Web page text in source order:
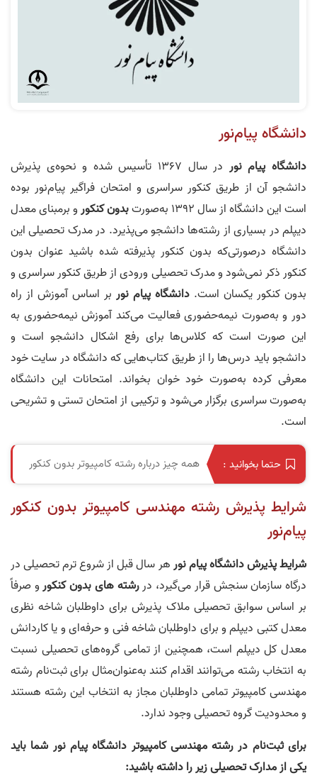
دانشگاه پیام‌نور
دانشگاه پیام‌ نور
در سال 1367 تأسیس شده و نحوه‌ی پذیرش
دانشجو آن از طریق کنکور سراسری و امتحان فراگیر پیام‌نور بوده
است این دانشگاه از سال 1392 به‌صورت
بدون کنکورو برمبنای معدل
دیپلم در بسیاری از رشته‌ها دانشجو می‌پذیرد. در مدرک تحصیلی این
دانشگاه درصورتی‌که بدون کنکور پذیرفته شده باشید عنوان بدون
کنکور ذکر نمی‌شود و مدرک تحصیلی ورودی از طریق کنکور سراسری و
بدون کنکور یکسان است. دانشگاه پیام‌ نور بر اساس آموزش از راه
دور و به‌صورت نیمه‌حضوری فعالیت می‌کند آموزش نیمه‌حضوری به
این صورت است که کلاس‌ها برای رفع اشکال دانشجو است و
دانشجو باید در‌س‌ها را از طریق کتاب‌هایی که دانشگاه در سایت خود
معرفی کرده به‌صورت خود خوان بخواند. امتحانات این دانشگاه
به‌صورت سراسری برگزار می‌شود و ترکیبی از امتحان تستی و تشریحی
است.
حتما بخوانید : همه چیز درباره رشته کامپیوتر بدون کنکور
شرایط پذیرش رشته مهندسی کامپیوتر بدون کنکور
پیام‌نور
شرایط پذیرش دانشگاه پیام‌ نورهر سال قبل از شروع ترم تحصیلی در
درگاه سازمان سنجش قرار می‌گیرد، دررشته‌ های بدون کنکورو صرفاً
بر اساس سوابق تحصیلی ملاک پذیرش برای داوطلبان شاخه نظری
معدل کتبی دیپلم و برای داوطلبان شاخه فنی و حرفه‌ای و یا کاردانش
معدل کل دیپلم است، همچنین از تمامی گروه‌های تحصیلی نسبت
به انتخاب رشته می‌توانند اقدام کنند به‌عنوان‌مثال برای ثبت‌نام رشته
مهندسی کامپیوتر تمامی داوطلبان مجاز به انتخاب این رشته هستند
و محدودیت گروه تحصیلی وجود ندارد.
برایثبت‌نام در رشته مهندسی کامپیوتر دانشگاه پیام‌ نور شما باید
یکی از مدارک تحصیلی زیر را داشته باشید: